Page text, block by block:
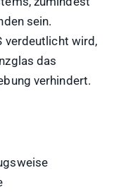
sein.
verdeutlicht wird,
das
verhindert.